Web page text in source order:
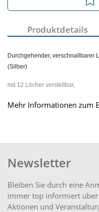
Produktdetails
Durchgehender, verschnallbarer
(Silber)
mit 12 Löcher verstellbar,
Mehr Informationen zum
Newsletter
Bleiben Sie durch eine
immer top informiert
Aktionen und